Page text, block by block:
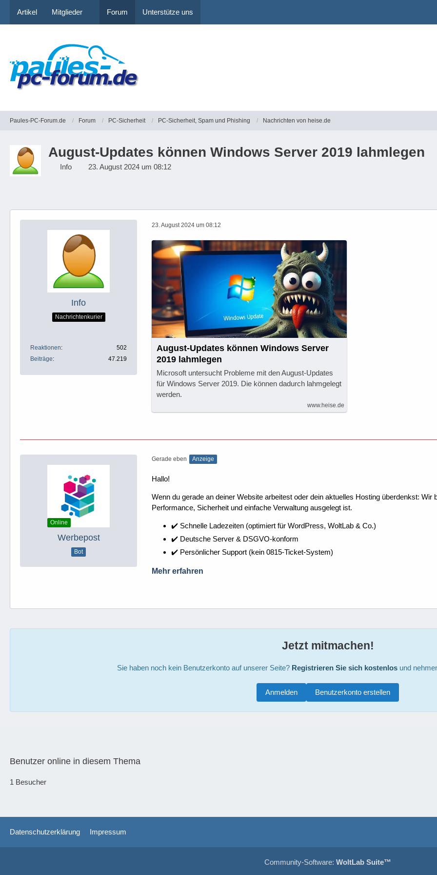
Artikel Mitglieder Forum Unterstütze uns
Paules-PC-Forum.de Forum PC-Sicherheit PC-Sicherheit, Spam und Phishing Nachrichten von heise.de
August-Updates können Windows Server 2019 lahmlegen
Info 23. August 2024 um 08:12
Info
Nachrichtenkurier
Reaktionen
502
Beiträge
47.219
23. August 2024 um 08:12
August-Updates können Windows Server
2019 lahmlegen
Microsoft untersucht Probleme mit den August-Updates
für Windows Server 2019. Die können dadurch lahmgelegt
werden.
www.heise.de
Online
Werbepost
Bot
Gerade eben Anzeige
Hallo!
Wenn du gerade an deiner Website arbeitest oder dein aktuelles Hosting überdenkst:
Performance, Sicherheit und einfache Verwaltung ausgelegt ist.
✔️ Schnelle Ladezeiten (optimiert für WordPress, WoltLab & Co.)
✔️ Deutsche Server & DSGVO-konform
✔️ Persönlicher Support (kein 0815-Ticket-System)
Mehr erfahren
Jetzt mitmachen!
Sie haben noch kein Benutzerkonto auf unserer Seite? Registrieren Sie sich kostenlosund
Benutzerkonto erstellen
Anmelden
Benutzer online in diesem Thema
1 Besucher
Datenschutzerklärung Impressum
Community-Software: WoltLab Suite™